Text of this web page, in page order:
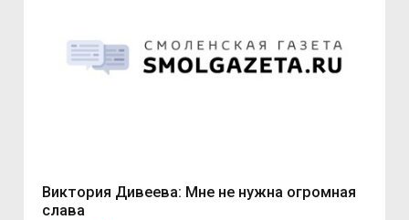
Виктория Дивеева: Мне не нужна огромная
слава